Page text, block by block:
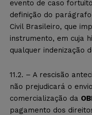
evento de caso
definição do
Civil Brasileiro, que
instrumento, em cuja
qualquer indenização
11.2. – A rescisão
não prejudicará o
comercialização da
pagamento dos